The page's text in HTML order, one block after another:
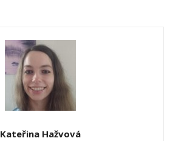
Kateřina Hažvová